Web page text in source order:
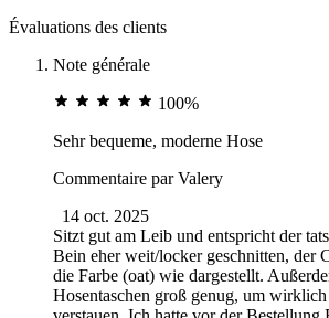
Évaluations des clients
Note générale
100%
Sehr bequeme, moderne Hose
Commentaire parValery
14 oct. 2025
Sitzt gut am Leib und entspricht der
Bein eher weit/locker geschnitten, der
die Farbe (oat) wie dargestellt.
Hosentaschen groß genug, um